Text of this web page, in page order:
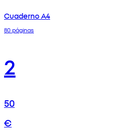
Cuaderno A4
80 páginas
2
50
€